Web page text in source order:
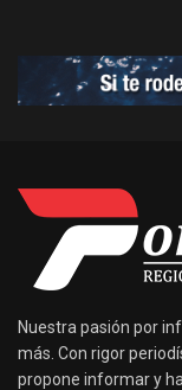
Nuestra pasión por
más. Con rigor
propone informar y